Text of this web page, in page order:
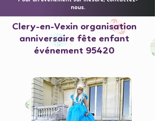
nous.
Clery-en-Vexin organisation
anniversaire fête enfant
événement 95420